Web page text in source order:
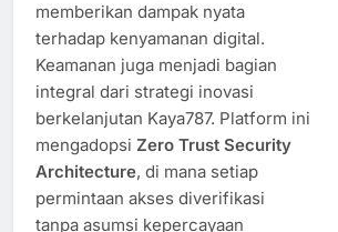
memberikan dampak nyata
terhadap kenyamanan digital.
Keamanan juga menjadi bagian
integral dari strategi inovasi
berkelanjutan Kaya787. Platform ini
mengadopsi Zero Trust Security
Architecture, di mana setiap
permintaan akses diverifikasi
tanpa asumsi kepercayaan